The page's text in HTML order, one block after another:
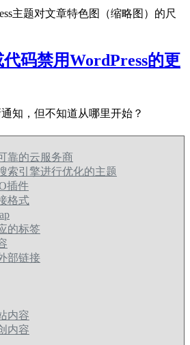
主题对文章特色图（缩略图）的尺
码禁用WordPress的更
知，但不知道从哪里开始？
靠的云服务商
索引擎进行优化的主题
插件
格式
的标签
部链接
内容
内容